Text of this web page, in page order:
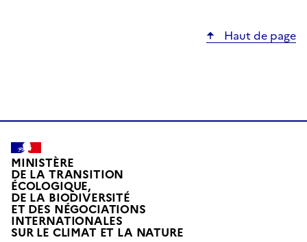
Haut de page
MINISTÈRE
DE LA TRANSITION
ÉCOLOGIQUE,
DE LA BIODIVERSITÉ
ET DES NÉGOCIATIONS
INTERNATIONALES
SUR LE CLIMAT ET LA NATUREL